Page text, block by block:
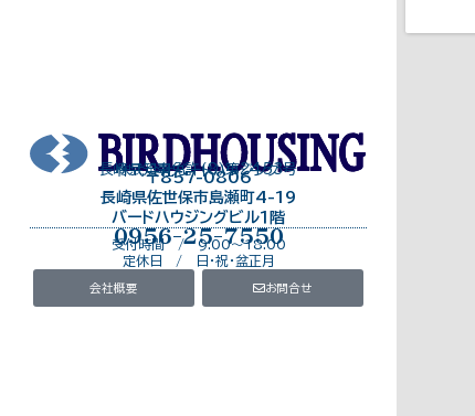
長崎県知事免許（8）第2453号
株式会社バードハウジング
〒857-0806
長崎県佐世保市島瀬町4-19
バードハウジングビル１階
0956-25-7550
受付時間 / 9:00～18:00
定休日 / 日・祝・盆正月
会社概要 お問合せ